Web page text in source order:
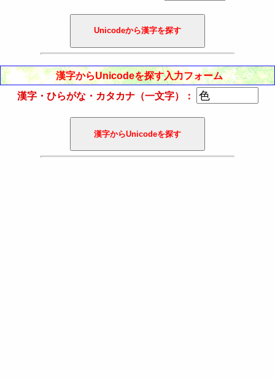
漢字からUnicodeを探す入力フォーム
漢字・ひらがな・カタカナ（一文字）：